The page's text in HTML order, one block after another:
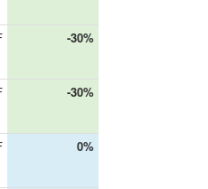
-30%
-30%
0%